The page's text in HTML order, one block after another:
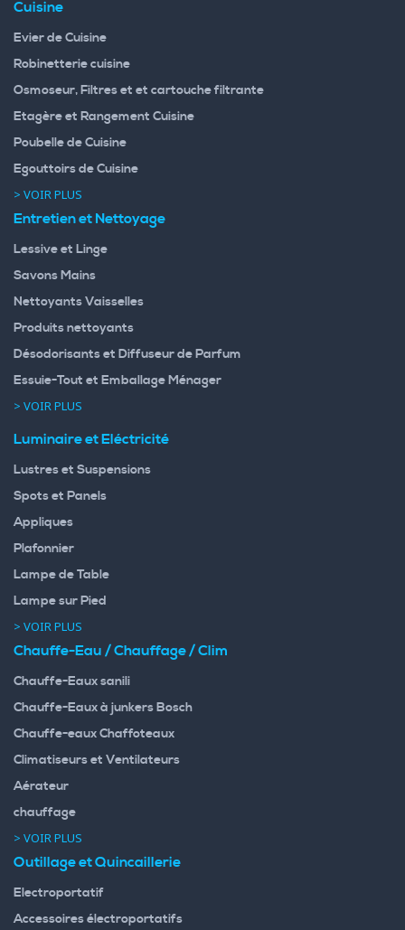
Cuisine
Evier de Cuisine
Robinetterie cuisine
Osmoseur, Filtres et et cartouche filtrante
Etagère et Rangement Cuisine
Poubelle de Cuisine
Egouttoirs de Cuisine
> VOIR PLUS
Entretien et Nettoyage
Lessive et Linge
Savons Mains
Nettoyants Vaisselles
Produits nettoyants
Désodorisants et Diffuseur de Parfum
Essuie-Tout et Emballage Ménager
> VOIR PLUS
Luminaire et Eléctricité
Lustres et Suspensions
Spots et Panels
Appliques
Plafonnier
Lampe de Table
Lampe sur Pied
> VOIR PLUS
Chauffe-Eau / Chauffage / Clim
Chauffe-Eaux sanili
Chauffe-Eaux à junkers Bosch
Chauffe-eaux Chaffoteaux
Climatiseurs et Ventilateurs
Aérateur
chauffage
> VOIR PLUS
Outillage et Quincaillerie
Electroportatif
Accessoires électroportatifs